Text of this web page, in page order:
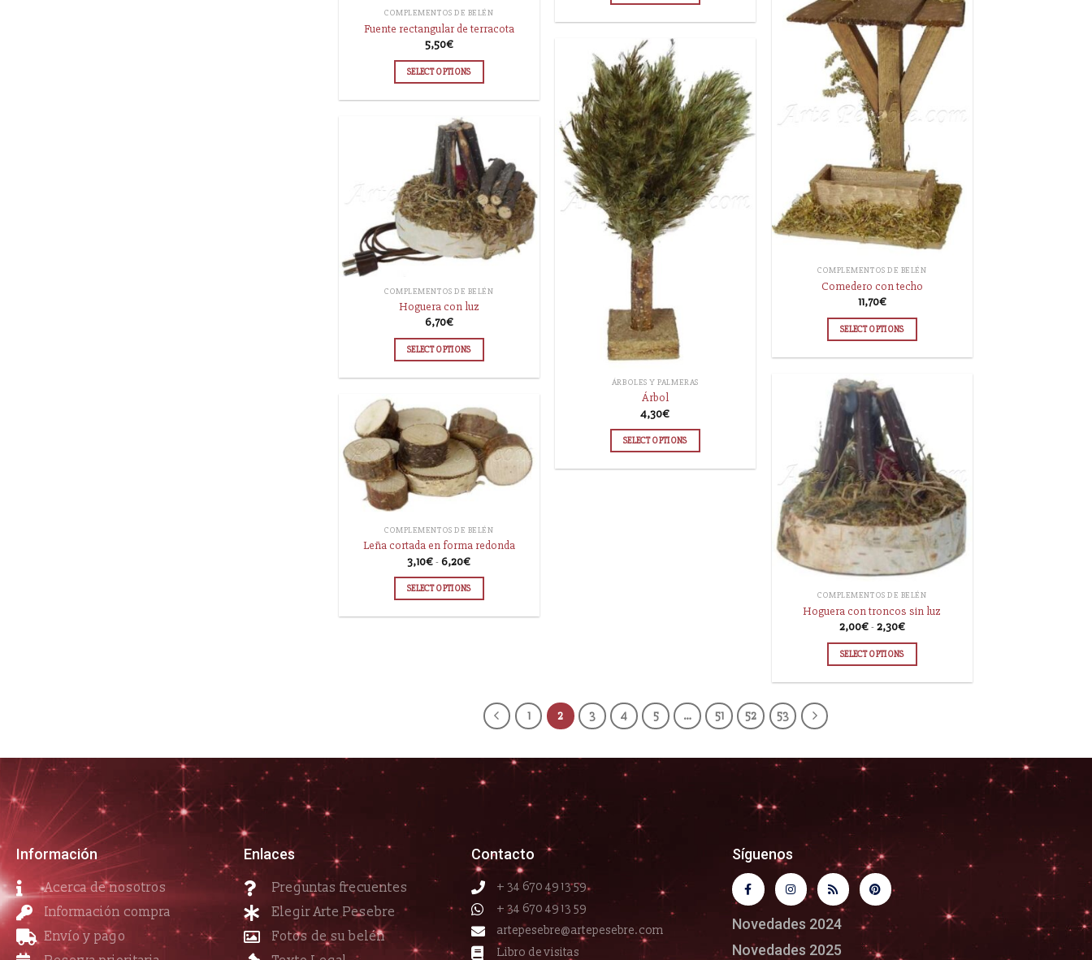
COMPLEMENTOS DE BELÉN
Fuente rectangular de terracota
5,50€
SELECT OPTIONS
COMPLEMENTOS DE BELÉN
Comedero con techo
11,70€
SELECT OPTIONS
ÁRBOLES Y PALMERAS
Árbol
4,30€
SELECT OPTIONS
COMPLEMENTOS DE BELÉN
Hoguera con luz
6,70€
SELECT OPTIONS
COMPLEMENTOS DE BELÉN
Hoguera con troncos sin luz
2,00€-2,30€
SELECT OPTIONS
COMPLEMENTOS DE BELÉN
Leña cortada en forma redonda
3,10€-6,20€
SELECT OPTIONS
1 2 3 4 5 … 51 52 53
Información
Acerca de nosotros
Información compra
Envío y pago
Enlaces
Preguntas frecuentes
Elegir Arte Pesebre
Fotos de su belén
Contacto
+ 34 670 49 13 59
+ 34 670 49 13 59
artepesebre@artepesebre.com
Libro de visitas
Síguenos
Novedades 2024
Novedades 2025